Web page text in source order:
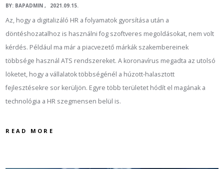
BY: BAPADMIN 2021.09.15.
Az, hogy a digitalizáló HR a folyamatok gyorsítása után a
döntéshozatalhoz is használni fog szoftveres megoldásokat, nem volt
kérdés. Például ma már a piacvezető márkák szakembereinek
többsége használ ATS rendszereket. A koronavírus megadta az utolsó
löketet, hogy a vállalatok többségénél a húzott-halasztott
fejlesztésekre sor kerüljön. Egyre több területet hódít el magának a
technológia a HR szegmensen belül is.
READ MORE